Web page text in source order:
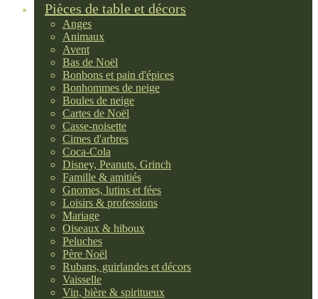
Pièces de table et décors
Anges
Animaux
Avent
Bas de Noël
Bonbons et pain d'épices
Bonhommes de neige
Boules de neige
Cartes de Noël
Casse-noisette
Cimes d'arbres
Coca-Cola
Disney, Peanuts, Grinch
Famille & amitiés
Gnomes, lutins et fées
Loisirs & professions
Mariage
Oiseaux & hiboux
Peluches
Père Noël
Rubans, guirlandes et décors
Vaisselle
Vin, bière & spiritueux